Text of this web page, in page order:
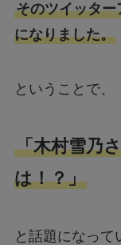
そのツイッタ
になりました。
ということで、
「木村雪乃
は！？」
と話題になって